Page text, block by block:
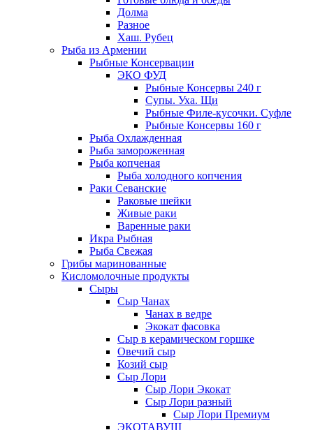
Долма
Разное
Хаш. Рубец
Рыба из Армении
Рыбные Консервации
ЭКО ФУД
Рыбные Консервы 240 г
Супы. Уха. Щи
Рыбные Филе-кусочки. Суфле
Рыбные Консервы 160 г
Рыба Охлажденная
Рыба замороженная
Рыба копченая
Рыба холодного копчения
Раки Севанские
Раковые шейки
Живые раки
Варенные раки
Икра Рыбная
Рыба Свежая
Грибы маринованные
Кисломолочные продукты
Сыры
Сыр Чанах
Чанах в ведре
Экокат фасовка
Сыр в керамическом горшке
Овечий сыр
Козий сыр
Сыр Лори
Сыр Лори Экокат
Сыр Лори разный
Сыр Лори Премиум
ЭКОТАВУШ